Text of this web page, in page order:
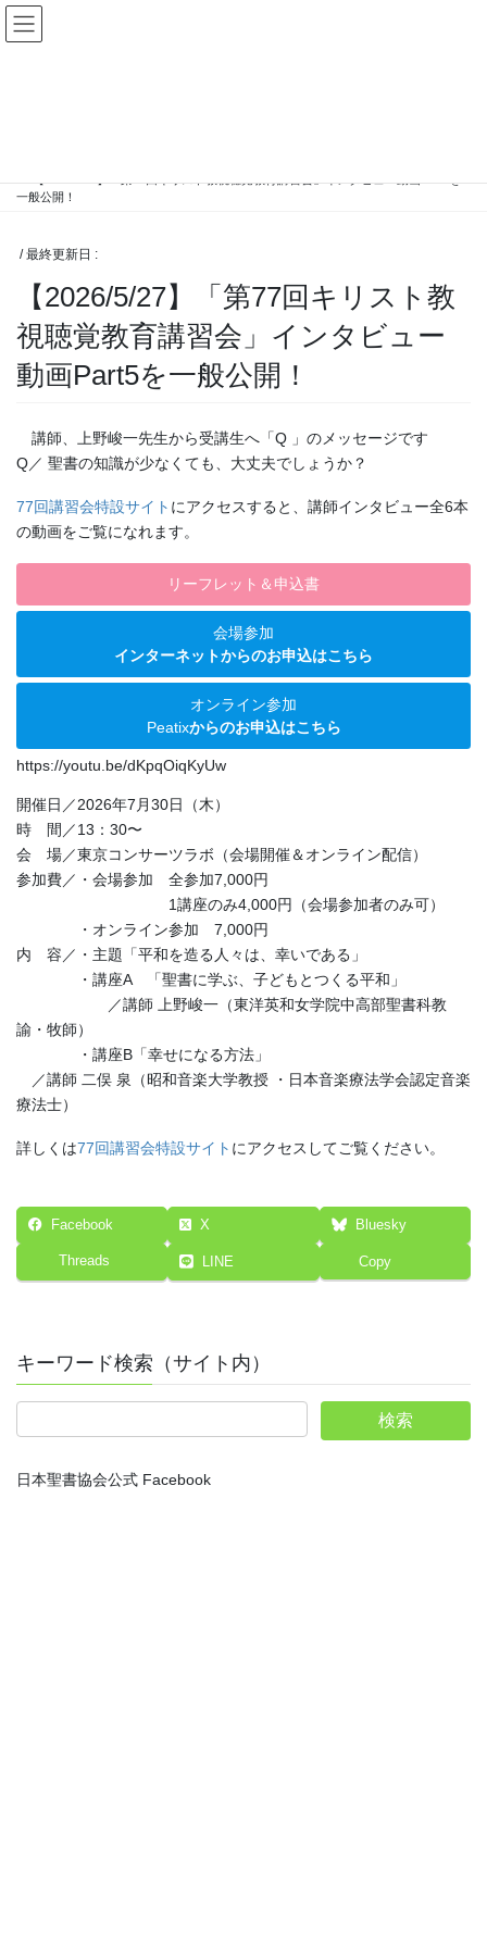
コ
ン
ナ
ビ
一般公開！
/ 最終更新日 :
【2026/5/27】「第77回キリスト教
視聴覚教育講習会」インタビュー
動画Part5を一般公開！
講師、上野峻一先生から受講生へ「Q 」のメッセージです
Q／ 聖書の知識が少なくても、大丈夫でしょうか？
77回講習会特設サイト にアクセスすると、講師インタビュー全6本
の動画をご覧になれます。
リーフレット＆申込書
会場参加
インターネットからのお申込はこちら
オンライン参加
Peatixからのお申込はこちら
カ
ム
リ
ン
ク
https://youtu.be/dKpqOiqKyUw
開催日／2026年7月30日（木）
時 間／13：30〜
会 場／東京コンサーツラボ（会場開催＆オンライン配信）
参加費／・会場参加 全参加7,000円
1講座のみ4,000円（会場参加者のみ可）
・オンライン参加 7,000円
内 容／・主題「平和を造る人々は、幸いである」
・講座A 「聖書に学ぶ、子どもとつくる平和」
／講師 上野峻一（東洋英和女学院中高部聖書科教
諭・牧師）
・講座B「幸せになる方法」
／講師 二俣 泉（昭和音楽大学教授 ・日本音楽療法学会認定音楽
療法士）
詳しくは77回講習会特設サイト にアクセスしてご覧ください。
Facebook X Bluesky
Threads LINE Copy
キーワード検索（サイト内）
日本聖書協会公式 Facebook